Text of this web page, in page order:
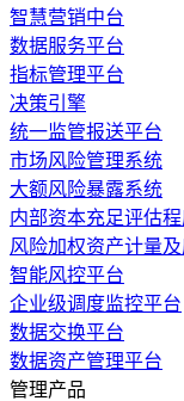
智慧营销中台
数据服务平台
指标管理平台
决策引擎
统一监管报送平台
市场风险管理系统
大额风险暴露系统
内部资本充足评估程
风险加权资产计量及
智能风控平台
企业级调度监控平台
数据交换平台
数据资产管理平台
管理产品